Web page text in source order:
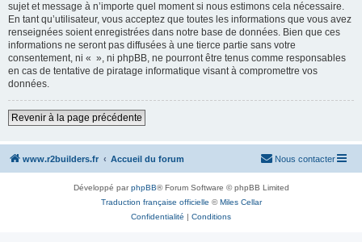
sujet et message à n’importe quel moment si nous estimons cela nécessaire.
En tant qu’utilisateur, vous acceptez que toutes les informations que vous avez
renseignées soient enregistrées dans notre base de données. Bien que ces
informations ne seront pas diffusées à une tierce partie sans votre
consentement, ni « », ni phpBB, ne pourront être tenus comme responsables
en cas de tentative de piratage informatique visant à compromettre vos
données.
Revenir à la page précédente
www.r2builders.fr Accueil du forum Nous contacter
Développé parphpBB® Forum Software © phpBB Limited
Traduction française officielle ©Miles Cellar
Confidentialité | Conditions